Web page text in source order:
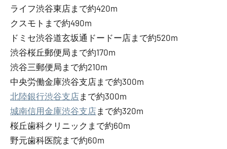
ライフ渋谷東店まで約420m
クスモトまで約490m
ドミセ渋谷道玄坂通ドードー店まで約520m
渋谷桜丘郵便局まで約170m
渋谷三郵便局まで約210m
中央労働金庫渋谷支店まで約300m
北陸銀行渋谷支店まで約300m
城南信用金庫渋谷支店まで約320m
桜丘歯科クリニックまで約60m
野元歯科医院まで約60m